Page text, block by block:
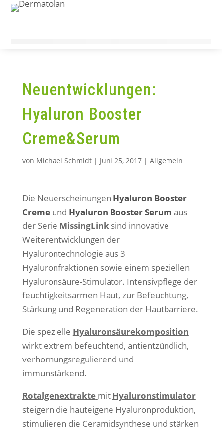
Neuentwicklungen:
Hyaluron Booster
Creme&Serum
von Michael Schmidt| Juni 25, 2017| Allgemein
Die Neuerscheinungen Hyaluron Booster
Creme und Hyaluron Booster Serum aus
der Serie MissingLinksind innovative
Weiterentwicklungen der
Hyalurontechnologie aus 3
Hyaluronfraktionen sowie einem speziellen
Hyaluronsäure-Stimulator. Intensivpflege der
feuchtigkeitsarmen Haut, zur Befeuchtung,
Stärkung und Regeneration der Hautbarriere.
Die spezielle Hyaluronsäurekomposition
wirkt extrem befeuchtend, antientzündlich,
verhornungsregulierend und
immunstärkend.
Rotalgenextrakte mit Hyaluronstimulator
steigern die hauteigene Hyaluronproduktion,
stimulieren die Ceramidsynthese und stärken